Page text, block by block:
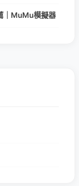
｜MuMu模擬器